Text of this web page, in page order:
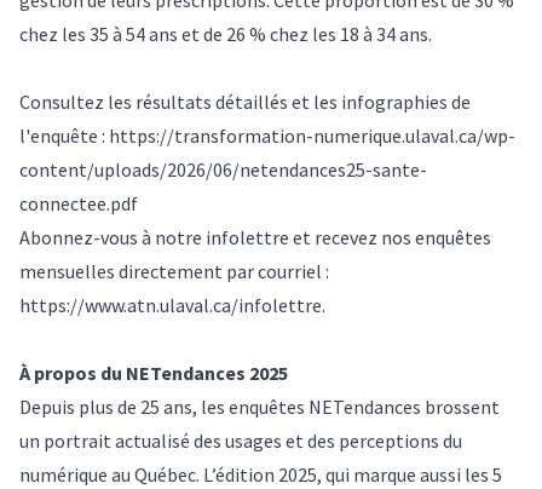
chez les 35 à 54 ans et de 26 % chez les 18 à 34 ans.
Consultez les résultats détaillés et les infographies de
l'enquête : https://transformation-numerique.ulaval.ca/wp-
content/uploads/2026/06/netendances25-sante-
connectee.pdf
Abonnez-vous à notre infolettre et recevez nos enquêtes
mensuelles directement par courriel :
https://www.atn.ulaval.ca/infolettre.
À propos du NETendances 2025
Depuis plus de 25 ans, les enquêtes NETendances brossent
un portrait actualisé des usages et des perceptions du
numérique au Québec. L’édition 2025, qui marque aussi les 5